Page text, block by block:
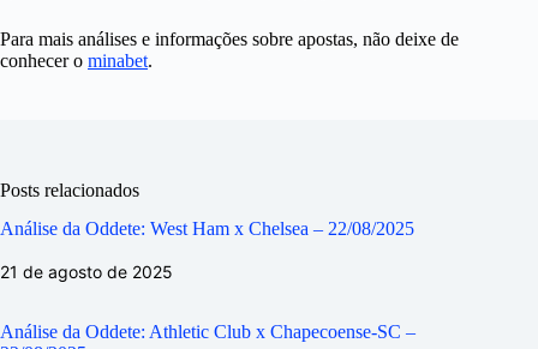
Para mais análises e informações sobre apostas, não deixe de
conhecer o minabet.
Posts relacionados
Análise da Oddete: West Ham x Chelsea – 22/08/2025
21 de agosto de 2025
Análise da Oddete: Athletic Club x Chapecoense-SC –